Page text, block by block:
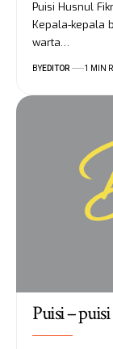
Puisi Husnul
Kepala-kepala
warta…
BYEDITOR 1 MIN
Puisi –